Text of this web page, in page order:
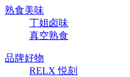
熟食美味
丁姐卤味
真空熟食
品牌好物
RELX 悦刻